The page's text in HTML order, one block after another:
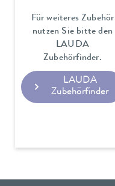
Für weiteres Zubehör
nutzen Sie bitte den
LAUDA
Zubehörfinder.
LAUDA
Zubehörfinder